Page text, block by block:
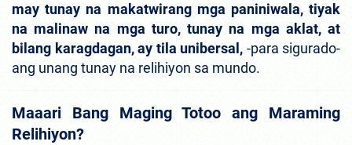
may tunay na makatwirang mga paniniwala, tiyak
na malinaw na mga turo, tunay na mga aklat, at
bilang karagdagan, ay tila unibersal, -para sigurado-
ang unang tunay na relihiyon sa mundo.
Maaari Bang Maging Totoo ang Maraming
Relihiyon?